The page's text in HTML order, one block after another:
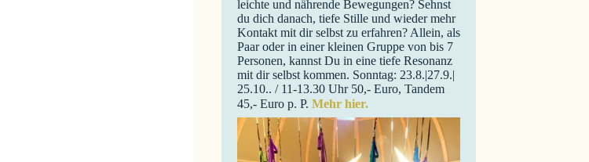
leichte und nährende Bewegungen? Sehnst
du dich danach, tiefe Stille und wieder mehr
Kontakt mit dir selbst zu erfahren? Allein, als
Paar oder in einer kleinen Gruppe von bis 7
Personen, kannst Du in eine tiefe Resonanz
mit dir selbst kommen. Sonntag: 23.8.|27.9.|
25.10.. / 11-13.30 Uhr 50,- Euro, Tandem
45,- Euro p. P. Mehr hier.